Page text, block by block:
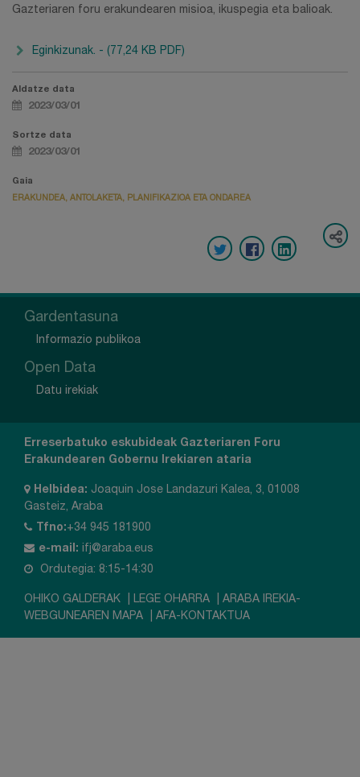
Gazteriaren foru erakundearen misioa, ikuspegia eta balioak.
Eginkizunak. - (77,24 KB PDF)
Aldatze data
2023/03/01
Sortze data
2023/03/01
Gaia
ERAKUNDEA, ANTOLAKETA, PLANIFIKAZIOA ETA ONDAREA
Gardentasuna
Informazio publikoa
Open Data
Datu irekiak
Erreserbatuko eskubideak Gazteriaren Foru
Erakundearen Gobernu Irekiaren ataria
Helbidea: Joaquin Jose Landazuri Kalea, 3, 01008
Gasteiz, Araba
Tfno:+34 945 181900
e-mail:
ifj@araba.eus
Ordutegia: 8:15-14:30
OHIKO GALDERAK LEGE OHARRA
ARABA IREKIA-
WEBGUNEAREN MAPA
AFA-KONTAKTUA